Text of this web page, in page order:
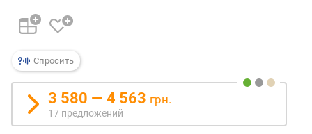
о
г
и
х
к
д
Спросить
3 580 — 4 563 грн.
17 предложений